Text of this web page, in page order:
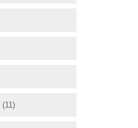
(11)